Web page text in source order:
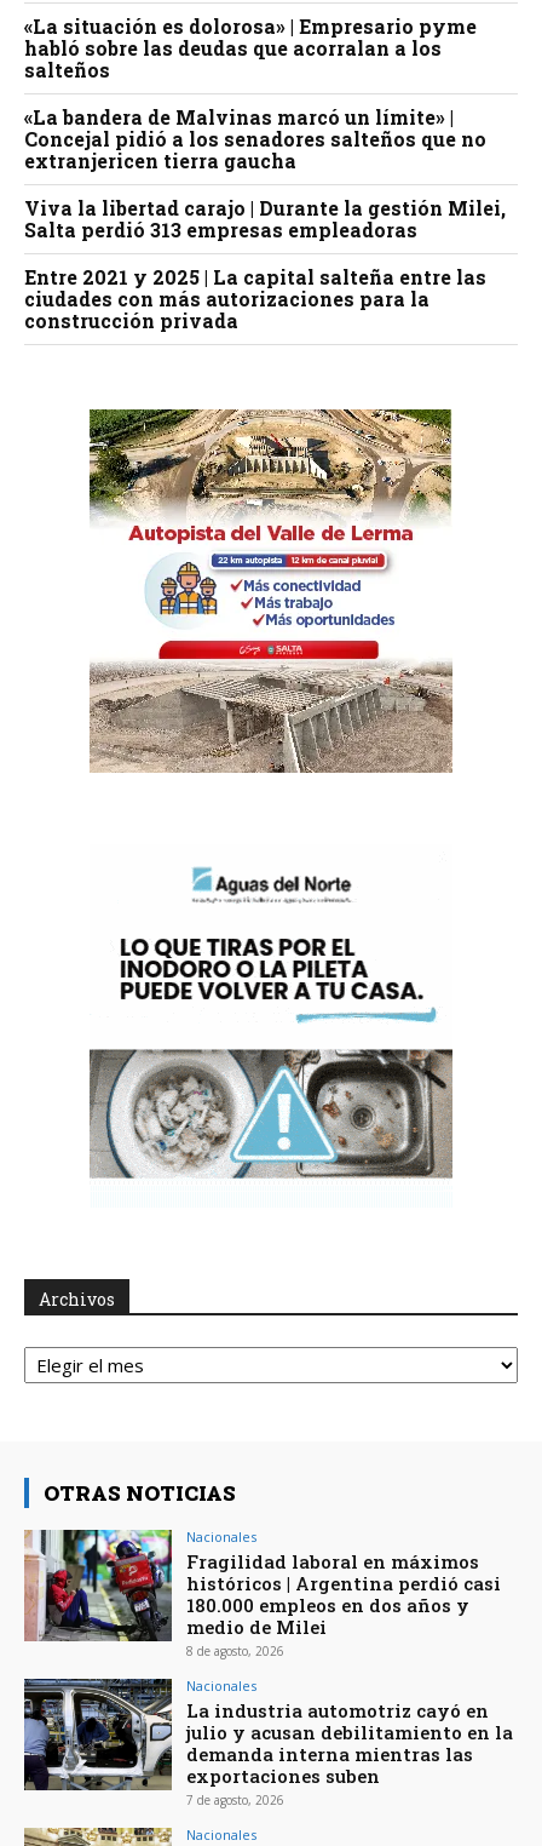
«La situación es dolorosa» | Empresario pyme
habló sobre las deudas que acorralan a los
salteños
«La bandera de Malvinas marcó un límite» |
Concejal pidió a los senadores salteños que no
extranjericen tierra gaucha
Viva la libertad carajo | Durante la gestión Milei,
Salta perdió 313 empresas empleadoras
Entre 2021 y 2025 | La capital salteña entre las
ciudades con más autorizaciones para la
construcción privada
Archivos
Archivos
OTRAS NOTICIAS
Nacionales
Fragilidad laboral en máximos
históricos | Argentina perdió casi
180.000 empleos en dos años y
medio de Milei
8 de agosto, 2026
Nacionales
La industria automotriz cayó en
julio y acusan debilitamiento en la
demanda interna mientras las
exportaciones suben
7 de agosto, 2026
Nacionales